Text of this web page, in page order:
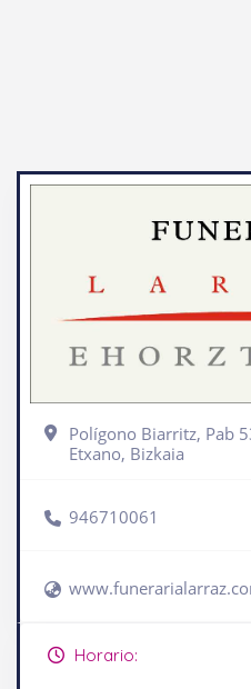
Polígono Biarritz, Pab
Etxano, Bizkaia
946710061
Horario: